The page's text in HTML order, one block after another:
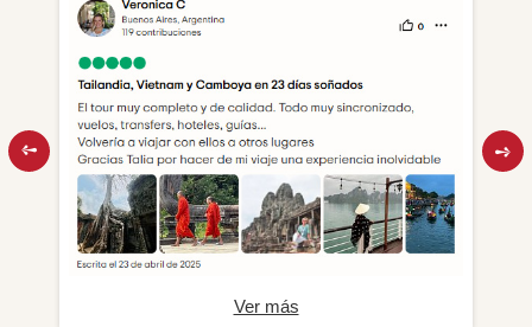
Ver más